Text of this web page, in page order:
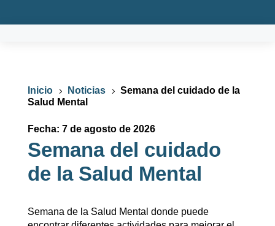
Inicio 5 Noticias 5 Semana del cuidado de la
Salud Mental
Fecha: 7 de agosto de 2026
Semana del cuidado
de la Salud Mental
Semana de la Salud Mental donde puede